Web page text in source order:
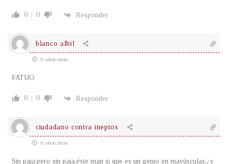
0 0 Responder
blanco albil
6 años atrás
FATUO
0 0 Responder
ciudadano contra ineptos
6 años atrás
Sin paja,pero sin paja,éste man si que es un genio en mayùsculas,¿y